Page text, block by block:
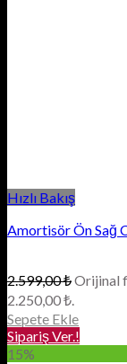
Hızlı Bakış
Amortisör Ön Sağ
2.599,00₺Orijinal
2.250,00 ₺.
Sepete Ekle
Sipariş Ver.!
15%